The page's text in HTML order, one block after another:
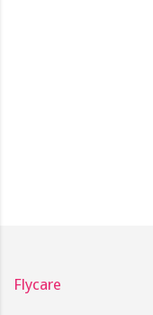
Flycare